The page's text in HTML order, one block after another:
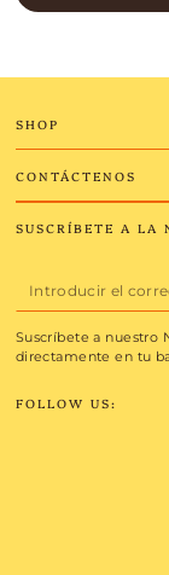
SHOP
CONTÁCTENOS
SUSCRÍBETE A LA
Introducir
correo
Suscríbete a nuestro
directamente en tu
FOLLOW US: